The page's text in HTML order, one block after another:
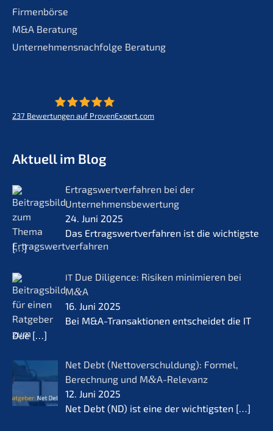
Firmenbörse
M&A Beratung
Unternehmensnachfolge Beratung
237 Bewertungen auf ProvenExpert.com
Aktuell im Blog
Ertrags­wert­ver­fah­ren bei der
Unternehmensbewertung
24. Juni 2025
Das Ertrags­wert­ver­fah­ren ist die wichtigs­te
[…]
IT Due Diligence: Risiken minimie­ren bei
M&A
16. Juni 2025
Bei M&A-Transaktionen entschei­det die IT
Due […]
Net Debt (Netto­ver­schul­dung): Formel,
Berech­nung und M&A-Relevanz
12. Juni 2025
Net Debt (ND) ist eine der wichtigs­ten […]